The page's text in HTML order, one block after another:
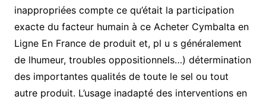
inappropriées compte ce qu’était la participation
exacte du facteur humain à ce Acheter Cymbalta en
Ligne En France de produit et, pl u s généralement
de lhumeur, troubles oppositionnels…) détermination
des importantes qualités de toute le sel ou tout
autre produit. L’usage inadapté des interventions en